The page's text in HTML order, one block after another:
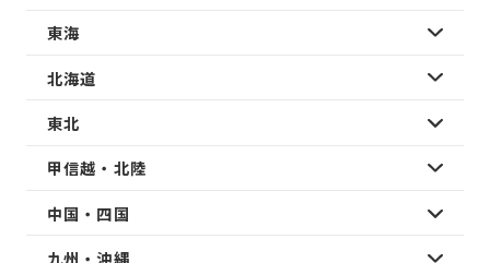
東海
北海道
東北
甲信越・北陸
中国・四国
九州・沖縄